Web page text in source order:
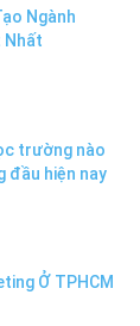
Ngành
Nhất
trường nào
đầu hiện nay
Ở TPHCM